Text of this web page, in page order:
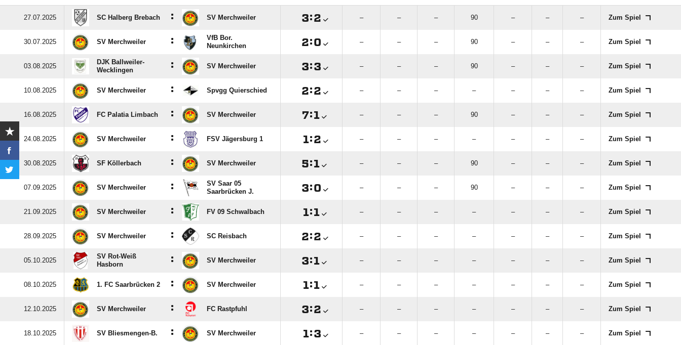
27.07.2025 SC Halberg Brebach : SV Merchweiler : – – – 90 – – – Zum Spiel
30.07.2025 SV Merchweiler :
VfB Bor.
Neunkirchen
: – – – 90 – – – Zum Spiel
03.08.2025
DJK Ballweiler-
Wecklingen
: SV Merchweiler : – – – 90 – – – Zum Spiel
10.08.2025 SV Merchweiler : Spvgg Quierschied : – – – – – – – Zum Spiel
16.08.2025 FC Palatia Limbach : SV Merchweiler : – – – 90 – – – Zum Spiel
24.08.2025 SV Merchweiler : FSV Jägersburg 1 : – – – – – – – Zum Spiel
30.08.2025 SF Köllerbach : SV Merchweiler : – – – 90 – – – Zum Spiel
07.09.2025 SV Merchweiler :
SV Saar 05
Saarbrücken J.
: – – – 90 – – – Zum Spiel
21.09.2025 SV Merchweiler : FV 09 Schwalbach : – – – – – – – Zum Spiel
28.09.2025 SV Merchweiler : SC Reisbach : – – – – – – – Zum Spiel
05.10.2025
SV Rot-Weiß
Hasborn
: SV Merchweiler : – – – – – – – Zum Spiel
08.10.2025 1. FC Saarbrücken 2 : SV Merchweiler : – – – – – – – Zum Spiel
12.10.2025 SV Merchweiler : FC Rastpfuhl : – – – – – – – Zum Spiel
18.10.2025 SV Bliesmengen-B. : SV Merchweiler : – – – – – – – Zum Spiel